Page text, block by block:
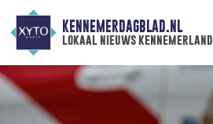
KENNEMERDAGBLAD.NL
lokaal nieuws kennemerland